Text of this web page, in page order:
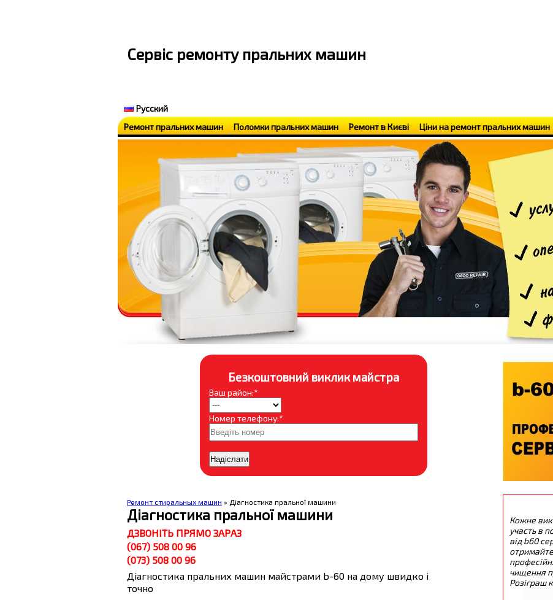
Cервіс ремонту пральних машин
Ремонт пральних машин Поломки пральних машин Ремонт в Києві Ціни на ремонт пральних машин
Русский
Кожне
участь в
від b60
чищення
Розіграш
Безкоштовний виклик майстра
Ваш район:*
Номер телефону:*
Ремонт стиральных машин » Діагностика пральної машини
Діагностика пральної машини
ДЗВОНІТЬ ПРЯМО ЗАРАЗ
(067) 508 00 96
(073) 508 00 96
Діагностика пральних машин майстрами b-60 на дому швидко і
точно